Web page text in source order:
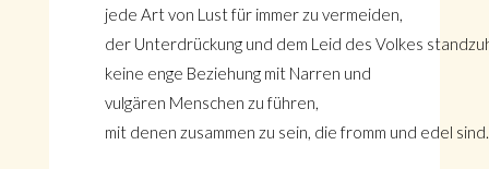
jede Art von Lust für immer zu vermeiden,
der Unterdrückung und dem Leid des Volkes
keine enge Beziehung mit Narren und
vulgären Menschen zu führen,
mit denen zusammen zu sein, die fromm und edel sind.